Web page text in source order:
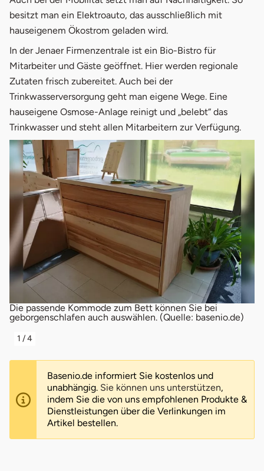
besitzt man ein Elektroauto, das ausschließlich mit
hauseigenem Ökostrom geladen wird.
In der Jenaer Firmenzentrale ist ein Bio-Bistro für
Mitarbeiter und Gäste geöffnet. Hier werden regionale
Zutaten frisch zubereitet. Auch bei der
Trinkwasserversorgung geht man eigene Wege. Eine
hauseigene Osmose-Anlage reinigt und „belebt“ das
Trinkwasser und steht allen Mitarbeitern zur Verfügung.
Die passende Kommode zum Bett können Sie bei
geborgenschlafen auch auswählen. (Quelle: basenio.de)
1 /4
Basenio.de informiert Sie kostenlos und
unabhängig. Sie können uns unterstützen,
indem Sie die von uns empfohlenen Produkte &
Dienstleistungen über die Verlinkungen im
Artikel bestellen.